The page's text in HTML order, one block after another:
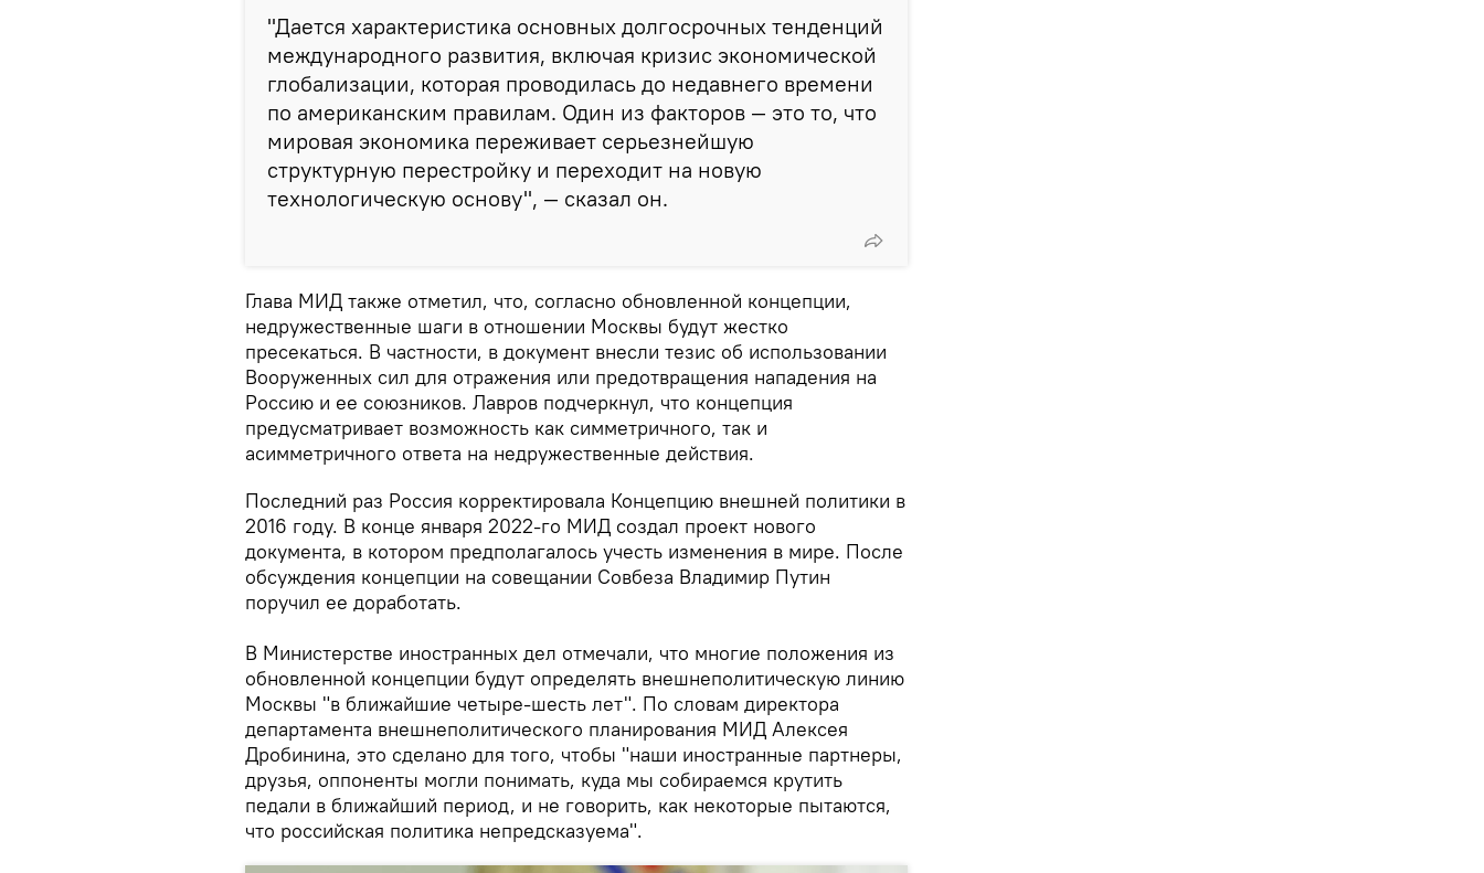
"Дается характеристика основных долгосрочных тенденций
международного развития, включая кризис экономической
глобализации, которая проводилась до недавнего времени
по американским правилам. Один из факторов — это то, что
мировая экономика переживает серьезнейшую
структурную перестройку и переходит на новую
технологическую основу", — сказал он.
Глава МИД также отметил, что, согласно обновленной концепции,
недружественные шаги в отношении Москвы будут жестко
пресекаться. В частности, в документ внесли тезис об использовании
Вооруженных сил для отражения или предотвращения нападения на
Россию и ее союзников. Лавров подчеркнул, что концепция
предусматривает возможность как симметричного, так и
асимметричного ответа на недружественные действия.
Последний раз Россия корректировала Концепцию внешней политики в
2016 году. В конце января 2022-го МИД создал проект нового
документа, в котором предполагалось учесть изменения в мире. После
обсуждения концепции на совещании Совбеза Владимир Путин
поручил ее доработать.
В Министерстве иностранных дел отмечали, что многие положения из
обновленной концепции будут определять внешнеполитическую линию
Москвы "в ближайшие четыре-шесть лет". По словам директора
департамента внешнеполитического планирования МИД Алексея
Дробинина, это сделано для того, чтобы "наши иностранные партнеры,
друзья, оппоненты могли понимать, куда мы собираемся крутить
педали в ближайший период, и не говорить, как некоторые пытаются,
что российская политика непредсказуема".